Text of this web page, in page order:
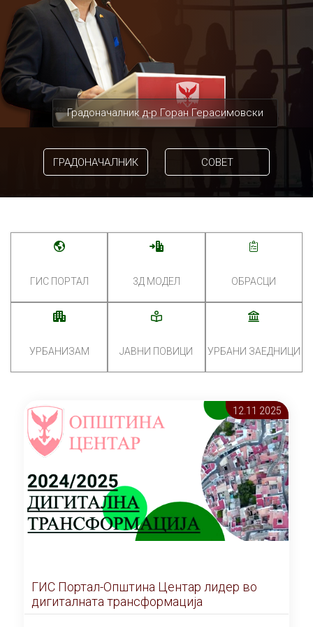
Градоначалник д-р Горан Герасимовски
ГРАДОНАЧАЛНИК СОВЕТ
ГИС ПОРТАЛ 3Д МОДЕЛ ОБРАСЦИ
УРБАНИЗАМ ЈАВНИ ПОВИЦИ УРБАНИ ЗАЕДНИЦИ
12.11 2025
ГИС Портал-Општина Центар лидер во
дигиталната трансформација